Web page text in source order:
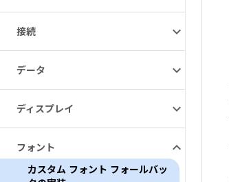
接続
データ
ディスプレイ
フォント
カスタム フォント フォールバッ